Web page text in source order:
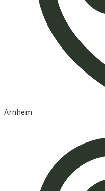
Arnhem